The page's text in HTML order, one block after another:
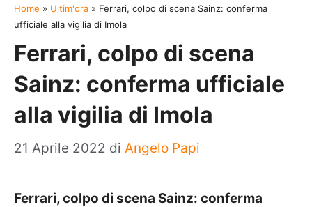
Home » Ultim'ora » Ferrari, colpo di scena Sainz: conferma
ufficiale alla vigilia di Imola
Ferrari, colpo di scena
Sainz: conferma ufficiale
alla vigilia di Imola
21 Aprile 2022 di Angelo Papi
Ferrari, colpo di scena Sainz: conferma